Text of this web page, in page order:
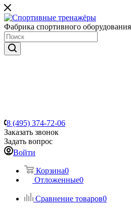
Фабрика спортивного оборудования
8 (495) 374-72-06
Заказать звонок
Задать вопрос
Войти
Корзина0
Отложенные0
Сравнение товаров0